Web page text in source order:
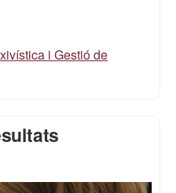
i Gestió de